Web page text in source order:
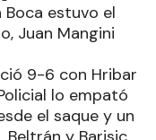
Boca estuvo el
Juan Mangini
9-6 con Hribar
lo empató
el saque y un